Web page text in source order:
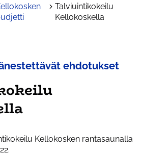
Talviuintikokeilu
Kellokoskella
ehdotukset
Kellokosken rantasaunalla